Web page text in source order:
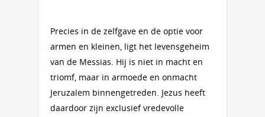
Precies in de zelfgave en de optie voor
armen en kleinen, ligt het levensgeheim
van de Messias. Hij is niet in macht en
triomf, maar in armoede en onmacht
Jeruzalem binnengetreden. Jezus heeft
daardoor zijn exclusief vredevolle